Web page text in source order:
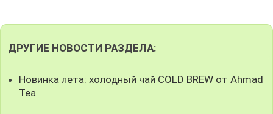
ДРУГИЕ НОВОСТИ РАЗДЕЛА:
Новинка лета: холодный чай COLD BREW от Ahmad
Tea